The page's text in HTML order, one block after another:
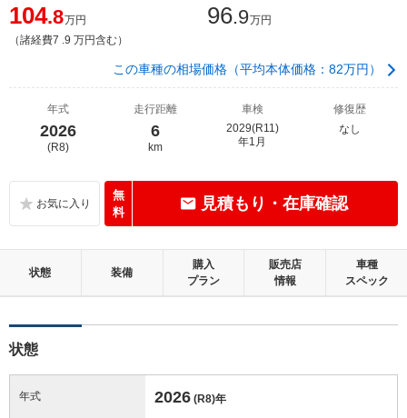
104.8万円
（諸経費7 .9 万円含む）
96.9万円
この車種の相場価格（平均本体価格：82万円）
年式
2026
(R8)
走行距離
6
km
車検
2029(R11)
年1月
修復歴
なし
無
料
見積もり・在庫確認
状態 装備
購入
プラン
販売店
情報
車種
スペック
状態
年式 2026 (R8)年